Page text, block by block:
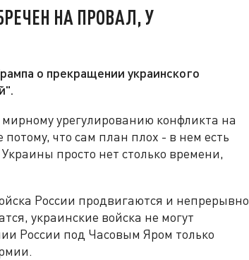
НА ПРОВАЛ, У
о прекращении украинского
урегулированию конфликта на
что сам план плох - в нем есть
просто нет столько времени,
России продвигаются и непрерывно
украинские войска не могут
России под Часовым Яром только